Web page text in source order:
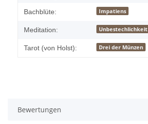
Bachblüte: Impatiens
Meditation: Unbestechlichkeit
Tarot (von Holst): Drei der Münzen
Bewertungen